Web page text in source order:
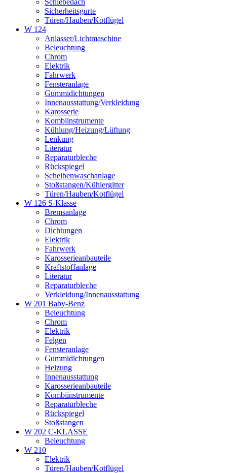
Sicherheitsgurte
Türen/Hauben/Kotflügel
W 124
Anlasser/Lichtmaschine
Beleuchtung
Chrom
Elektrik
Fahrwerk
Fensteranlage
Gummidichtungen
Innenausstattung/Verkleidung
Karosserie
Kombiinstrumente
Kühlung/Heizung/Lüftung
Lenkung
Literatur
Reparaturbleche
Rückspiegel
Scheibenwaschanlage
Stoßstangen/Kühlergitter
Türen/Hauben/Kotflügel
W 126 S-Klasse
Bremsanlage
Chrom
Dichtungen
Elektrik
Fahrwerk
Karosserieanbauteile
Kraftstoffanlage
Literatur
Reparaturbleche
Verkleidung/Innenausstattung
W 201 Baby-Benz
Beleuchtung
Chrom
Elektrik
Felgen
Fensteranlage
Gummidichtungen
Heizung
Innenausstattung
Karosserieanbauteile
Kombiinstrumente
Reparaturbleche
Rückspiegel
Stoßstangen
W 202 C-KLASSE
Beleuchtung
W 210
Elektrik
Türen/Hauben/Kotflügel